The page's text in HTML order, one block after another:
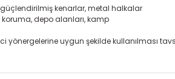
güçlendirilmiş kenarlar, metal halkalar
depo alanları, kamp
yönergelerine uygun şekilde kullanılması